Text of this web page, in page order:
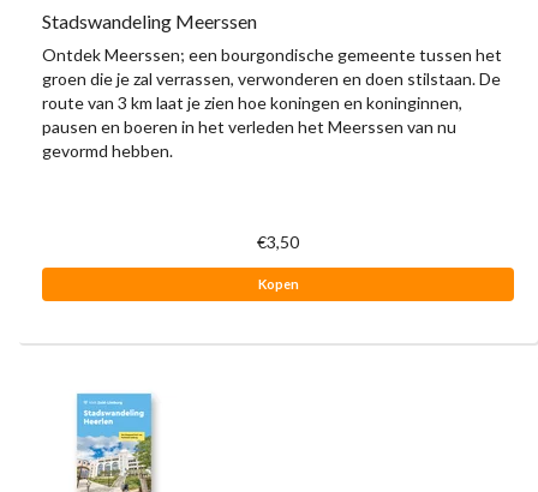
Stadswandeling Meerssen
Ontdek Meerssen; een bourgondische gemeente tussen het
groen die je zal verrassen, verwonderen en doen stilstaan. De
route van 3 km laat je zien hoe koningen en koninginnen,
pausen en boeren in het verleden het Meerssen van nu
gevormd hebben.
€3,50
Kopen